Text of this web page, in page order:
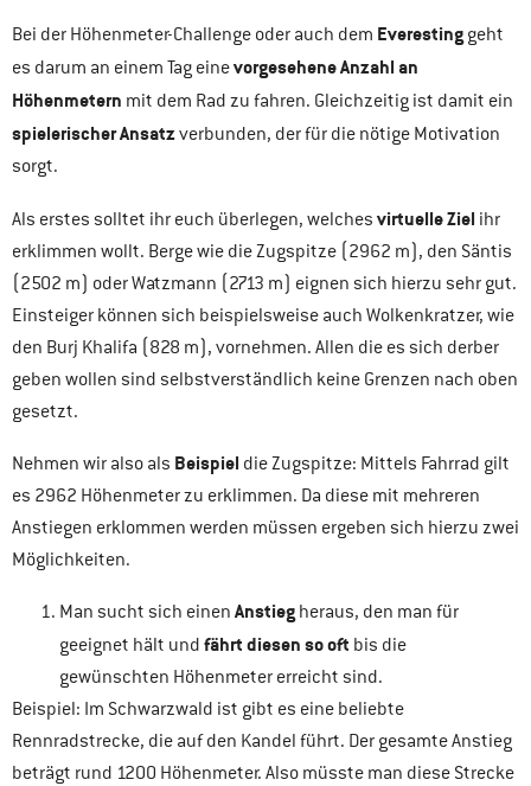
Bei der Höhenmeter-Challenge oder auch dem Everesting geht
es darum an einem Tag einevorgesehene Anzahl an
Höhenmetern mit dem Rad zu fahren. Gleichzeitig ist damit ein
spielerischer Ansatzverbunden, der für die nötige Motivation
sorgt.
Als erstes solltet ihr euch überlegen, welches virtuelle Ziel ihr
erklimmen wollt. Berge wie die Zugspitze (2962 m), den Säntis
(2502 m) oder Watzmann (2713 m) eignen sich hierzu sehr gut.
Einsteiger können sich beispielsweise auch Wolkenkratzer, wie
den Burj Khalifa (828 m), vornehmen. Allen die es sich derber
geben wollen sind selbstverständlich keine Grenzen nach oben
gesetzt.
Nehmen wir also als Beispiel die Zugspitze: Mittels Fahrrad gilt
es 2962 Höhenmeter zu erklimmen. Da diese mit mehreren
Anstiegen erklommen werden müssen ergeben sich hierzu zwei
Möglichkeiten.
Man sucht sich einen Anstieg heraus, den man für
geeignet hält und fährt diesen so oft bis die
gewünschten Höhenmeter erreicht sind.
Beispiel: Im Schwarzwald ist gibt es eine beliebte
Rennradstrecke, die auf den Kandel führt. Der gesamte Anstieg
beträgt rund 1200 Höhenmeter. Also müsste man diese Strecke